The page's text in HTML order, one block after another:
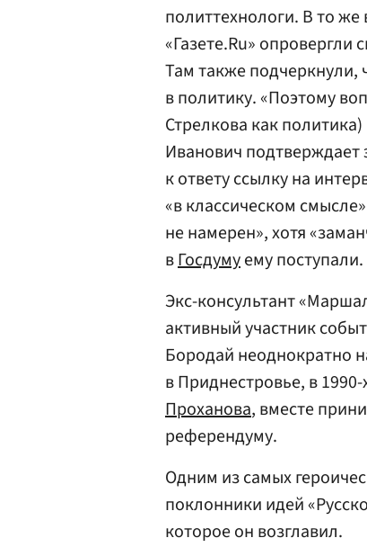
политтехнологи. В то
«Газете.Ru»
Там также подчеркнули,
в политику. «Поэтому
Стрелкова как
Иванович подтверждает
к ответу ссылку на
«в классическом
не намерен», хотя
вГосдумуему поступали.
Экс-консультант
активный участник
Бородай неоднократно
в Приднестровье, в
Проханова, вместе
референдуму.
Одним из самых
поклонники идей
которое он возглавил.